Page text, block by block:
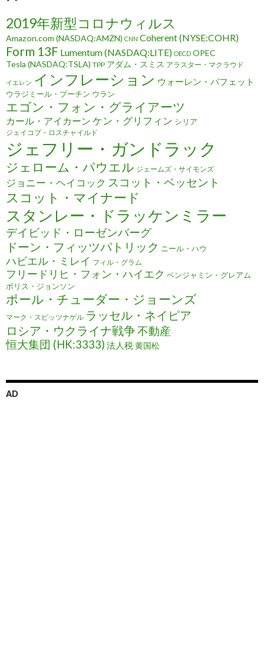
2019年新型コロナウィルス
Amazon.com (NASDAQ:AMZN) CNN Coherent (NYSE:COHR)
Form 13F Lumentum (NASDAQ:LITE) OECD OPEC
Tesla (NASDAQ:TSLA) TPP アダム・スミス アラスター・マクラウド
イエレン インフレーション ウォーレン・バフェット
ウラジミール・プーチン ウラン
エゴン・フォン・グライアーツ
カール・アイカーン ケン・グリフィン シリア
ジェイコブ・ロスチャイルド
ジェフリー・ガンドラック
ジェローム・パウエル ジェームズ・サイモンズ
ジョニー・ヘイコック スコット・ベッセント
スコット・マイナード
スタンレー・ドラッケンミラー
デイビッド・ローゼンバーグ
ドーン・フィッツパトリック ニール・ハウ
ハビエル・ミレイ フィル・グラム
フリードリヒ・フォン・ハイエク ベンジャミン・グレアム
ボリス・ジョンソン
ポール・チューダー・ジョーンズ
マーク・スピッツナゲル ラッセル・ネイピア
ロシア・ウクライナ戦争不動産
恒大集団 (HK:3333) 法人税黄国松
AD